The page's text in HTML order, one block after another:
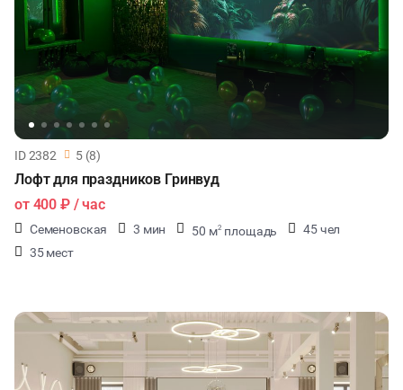
ID 2382 5 (8)
Лофт для праздников Гринвуд
от 400 ₽/ час
Семеновская 3 мин 50 м2 площадь
45 чел
35 мест